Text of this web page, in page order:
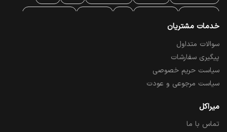
پایه سقفی
پرده نمایش
تبلت و موبایل تجهیزات پسیو شبکه
تلویزیون
درایو نوری
خدمات مشتریان
سوالات متداول
پیگیری سفارشات
سیاست حریم خصوصی
سیاست مرجوعی و عودت
میراکل
تماس با ما